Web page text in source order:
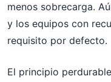
menos sobrecarga.
y los equipos con
requisito por defecto.
El principio